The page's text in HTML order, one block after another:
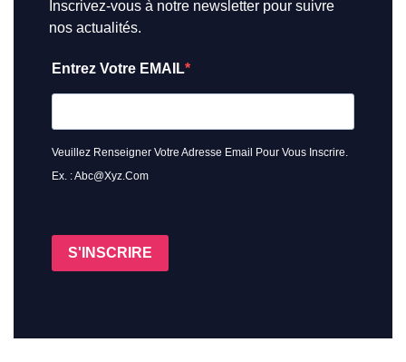
Inscrivez-vous à notre newsletter pour suivre
nos actualités.
Entrez Votre EMAIL
Veuillez Renseigner Votre Adresse Email Pour Vous Inscrire.
Ex. : Abc@xyz.com
S'INSCRIRE